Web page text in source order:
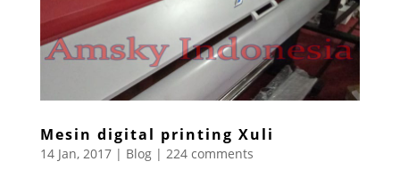
Mesin digital printing Xuli
14 Jan, 2017| Blog| 224 comments